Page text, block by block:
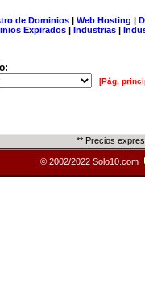
de Dominios| Web Hosting |
Expirados | Industrias |
[Pág.
** Precios
© 2002/2022 Solo10.com